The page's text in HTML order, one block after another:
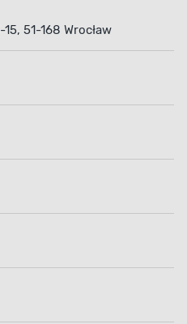
suchego popiołu z
konstrukcja.
TOYA to idealne
szuka wydajnego i
czystości w
Dzięki połączeniu dużej
przewodów,
pomocnikiem w każdej
51-168 Wrocław